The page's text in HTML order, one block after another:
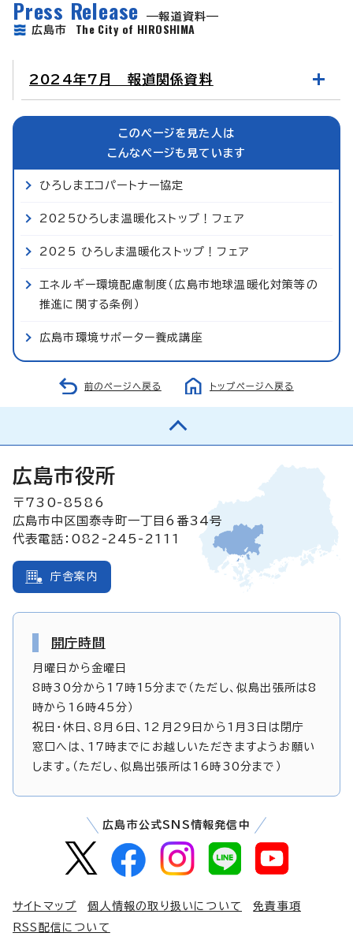
Press Release
報道資料
広島市 The City of HIROSHIMA
2024年7月 報道関係資料
このページを見た人は
こんなページも見ています
ひろしまエコパートナー協定
2025ひろしま温暖化ストップ！フェア
2025 ひろしま温暖化ストップ！フェア
エネルギー環境配慮制度（広島市地球温暖化対策等の
推進に関する条例）
広島市環境サポーター養成講座
前のページへ戻る トップページへ戻る
広島市役所
〒730-8586
広島市中区国泰寺町一丁目6番34号
代表電話：082-245-2111
庁舎案内
開庁時間
月曜日から金曜日
8時30分から17時15分まで（ただし、似島出張所は8
時から16時45分）
祝日・休日、8月6日、12月29日から1月3日は閉庁
窓口へは、17時までにお越しいただきますようお願い
します。（ただし、似島出張所は16時30分まで）
広島市公式SNS情報発信中
サイトマップ 個人情報の取り扱いについて
免責事項
RSS配信について